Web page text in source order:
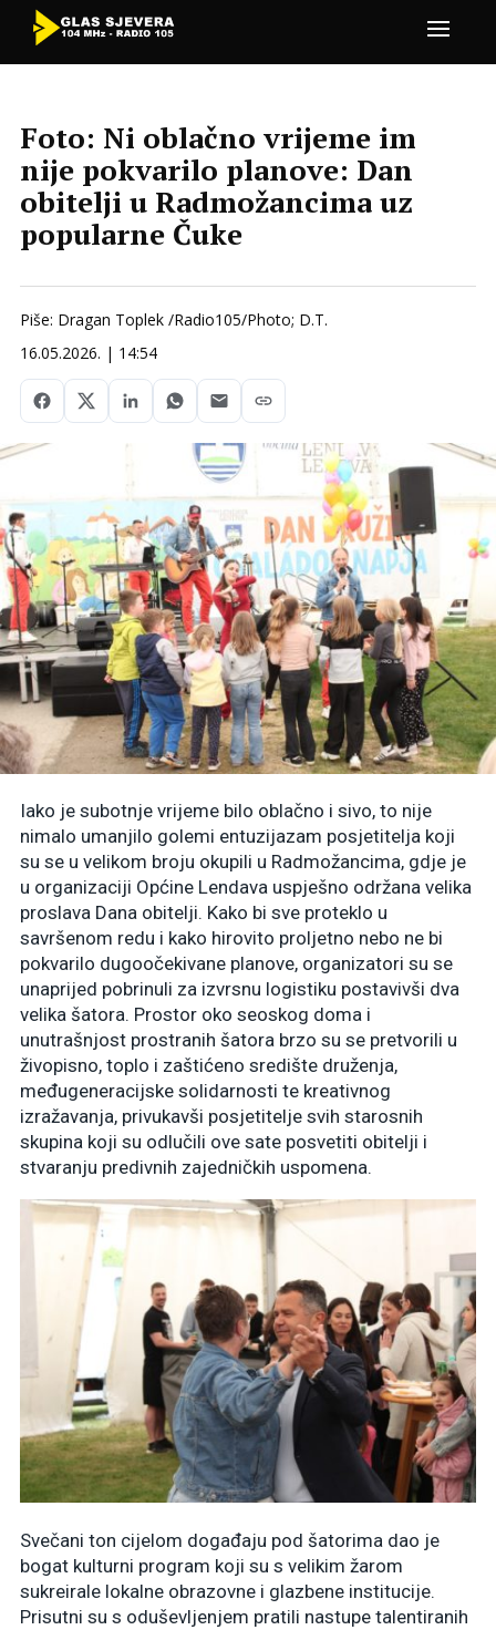
Foto: Ni oblačno vrijeme im
nije pokvarilo planove: Dan
obitelji u Radmožancima uz
popularne Čuke
Piše: Dragan Toplek /Radio105/Photo; D.T.
16.05.2026. | 14:54
Iako je subotnje vrijeme bilo oblačno i sivo, to nije
nimalo umanjilo golemi entuzijazam posjetitelja koji
su se u velikom broju okupili u Radmožancima, gdje je
u organizaciji Općine Lendava uspješno održana velika
proslava Dana obitelji. Kako bi sve proteklo u
savršenom redu i kako hirovito proljetno nebo ne bi
pokvarilo dugoočekivane planove, organizatori su se
unaprijed pobrinuli za izvrsnu logistiku postavivši dva
velika šatora. Prostor oko seoskog doma i
unutrašnjost prostranih šatora brzo su se pretvorili u
živopisno, toplo i zaštićeno središte druženja,
međugeneracijske solidarnosti te kreativnog
izražavanja, privukavši posjetitelje svih starosnih
skupina koji su odlučili ove sate posvetiti obitelji i
stvaranju predivnih zajedničkih uspomena.
Svečani ton cijelom događaju pod šatorima dao je
bogat kulturni program koji su s velikim žarom
sukreirale lokalne obrazovne i glazbene institucije.
Prisutni su s oduševljenjem pratili nastupe talentiranih